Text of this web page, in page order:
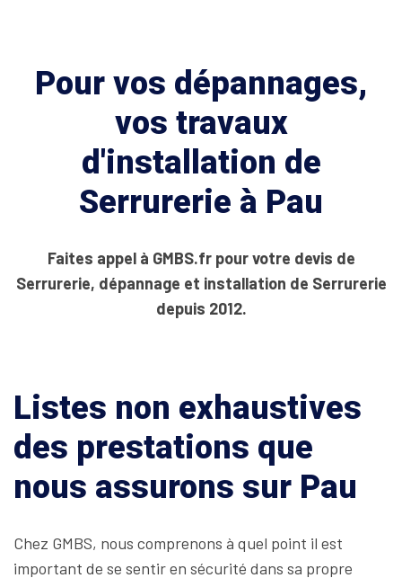
Pour vos dépannages,
vos travaux
d'installation de
Serrurerie à Pau
Faites appel à GMBS.fr pour votre devis de
Serrurerie, dépannage et installation de Serrurerie
depuis 2012.
Listes non exhaustives
des prestations que
nous assurons sur Pau
Chez GMBS, nous comprenons à quel point il est
important de se sentir en sécurité dans sa propre